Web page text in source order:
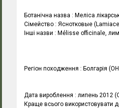
Ботанічна назва : Меліса
Сімейство : Яснотковые
Інші назви : Mélisse officinale,
Регіон походження : Болгарія
Дата вироблення : липень 2012
Краще всього використовувати